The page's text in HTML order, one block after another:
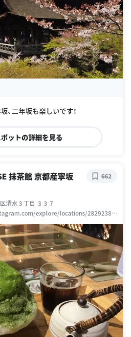
、二年坂も楽しいです！
ットの詳細を見る
抹茶館 京都産寧坂
清水３丁目 ３３７
explore/locations/28292387
662